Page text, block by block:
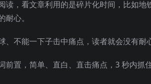
读，看文章利用的是碎片化时间，比如
心。
不能一下子击中痛点，读者就会没有耐
前置，简单、直白、直击痛点，3 秒内抓